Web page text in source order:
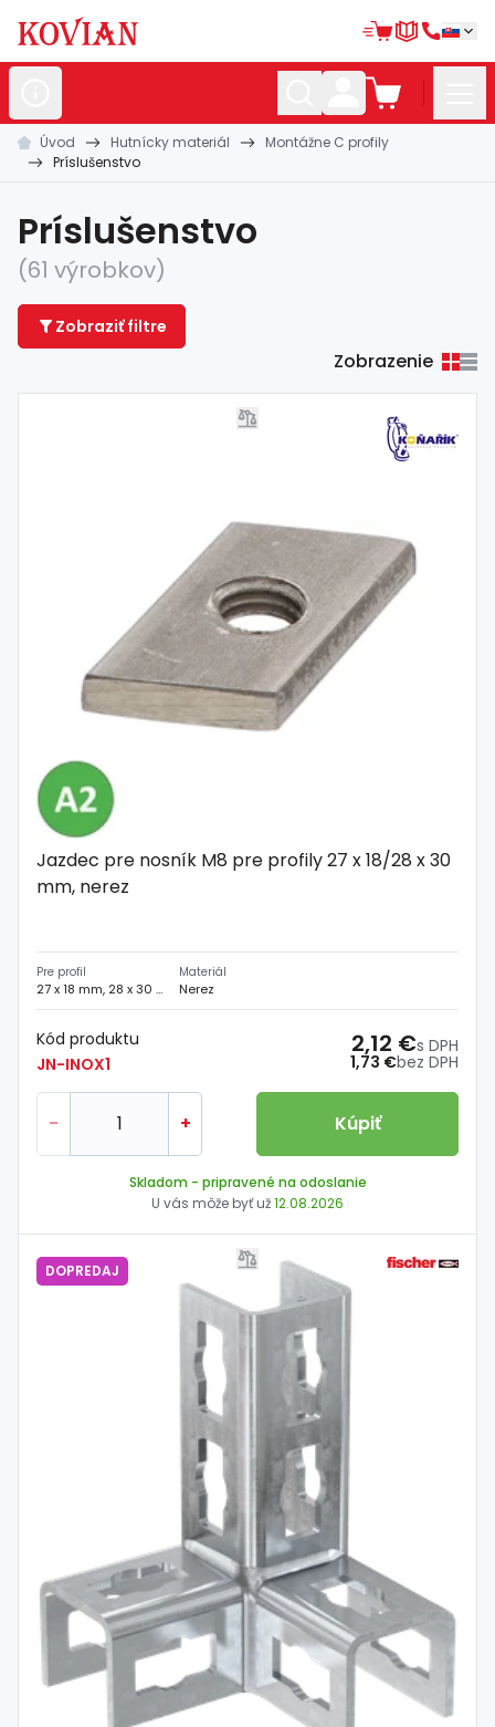
Nerezovépolotovary
Kovanépolotovary
Zábradlia amadlá
Bránovésystémy
Úvod Hutnícky materiál
Montážne C profily
Príslušenstvo
Príslušenstvo
(61 výrobkov)
Zobraziť filtre
Zobrazenie
Jazdec pre nosník M8 pre profily 27 x 18/28 x 30
mm, nerez
Pre profil
27 x 18 mm, 28 x 30 mm
Materiál
Nerez
Kód produktu
JN-INOX1
1,73 €bez DPH
2,12 €s DPH
- + Kúpiť
Skladom - pripravené na odoslanie
U vás môže byť už12.08.2026
DOPREDAJ